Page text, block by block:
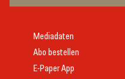
Mediadaten
Abo bestellen
E-Paper App